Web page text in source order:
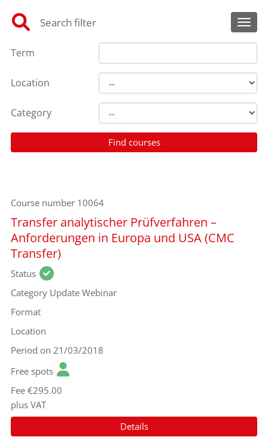
Search filter
Term
Location
Category
Course number 10064
Transfer analytischer Prüfverfahren –
Anforderungen in Europa und USA (CMC
Transfer)
Status
Category Update Webinar
Format
Location
Period on 21/03/2018
Free spots
Fee €295.00
plus VAT
Details